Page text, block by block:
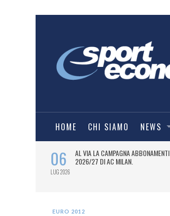
HOME CHI SIAMO NEWS
06
LUG 2026
AL VIA LA CAMPAGNA ABBONAMENTI
2026/27 DI AC MILAN.
EURO 2012